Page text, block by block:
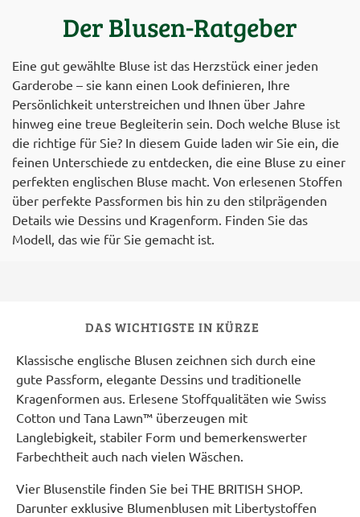
Der Blusen-Ratgeber
Eine gut gewählte Bluse ist das Herzstück einer jeden
Garderobe – sie kann einen Look definieren, Ihre
Persönlichkeit unterstreichen und Ihnen über Jahre
hinweg eine treue Begleiterin sein. Doch welche Bluse ist
die richtige für Sie? In diesem Guide laden wir Sie ein, die
feinen Unterschiede zu entdecken, die eine Bluse zu einer
perfekten englischen Bluse macht. Von erlesenen Stoffen
über perfekte Passformen bis hin zu den stilprägenden
Details wie Dessins und Kragenform. Finden Sie das
Modell, das wie für Sie gemacht ist.
DAS WICHTIGSTE IN KÜRZE
Klassische englische Blusen zeichnen sich durch eine
gute Passform, elegante Dessins und traditionelle
Kragenformen aus. Erlesene Stoffqualitäten wie Swiss
Cotton und Tana Lawn™ überzeugen mit
Langlebigkeit, stabiler Form und bemerkenswerter
Farbechtheit auch nach vielen Wäschen.
Vier Blusenstile finden Sie bei THE BRITISH SHOP.
Darunter exklusive Blumenblusen mit Libertystoffen